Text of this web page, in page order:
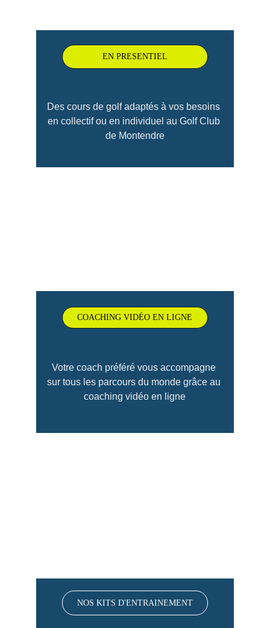
Des cours de golf adaptés à vos besoins
en collectif ou en individuel au Golf Club
de Montendre
Votre coach préféré vous accompagne
sur tous les parcours du monde grâce au
coaching vidéo en ligne
EN PRESENTIEL
COACHING VIDÉO EN LIGNE
NOS KITS D'ENTRAINEMENT